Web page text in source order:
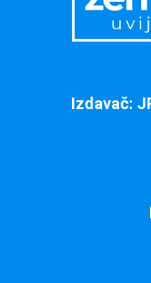
Izdavač: